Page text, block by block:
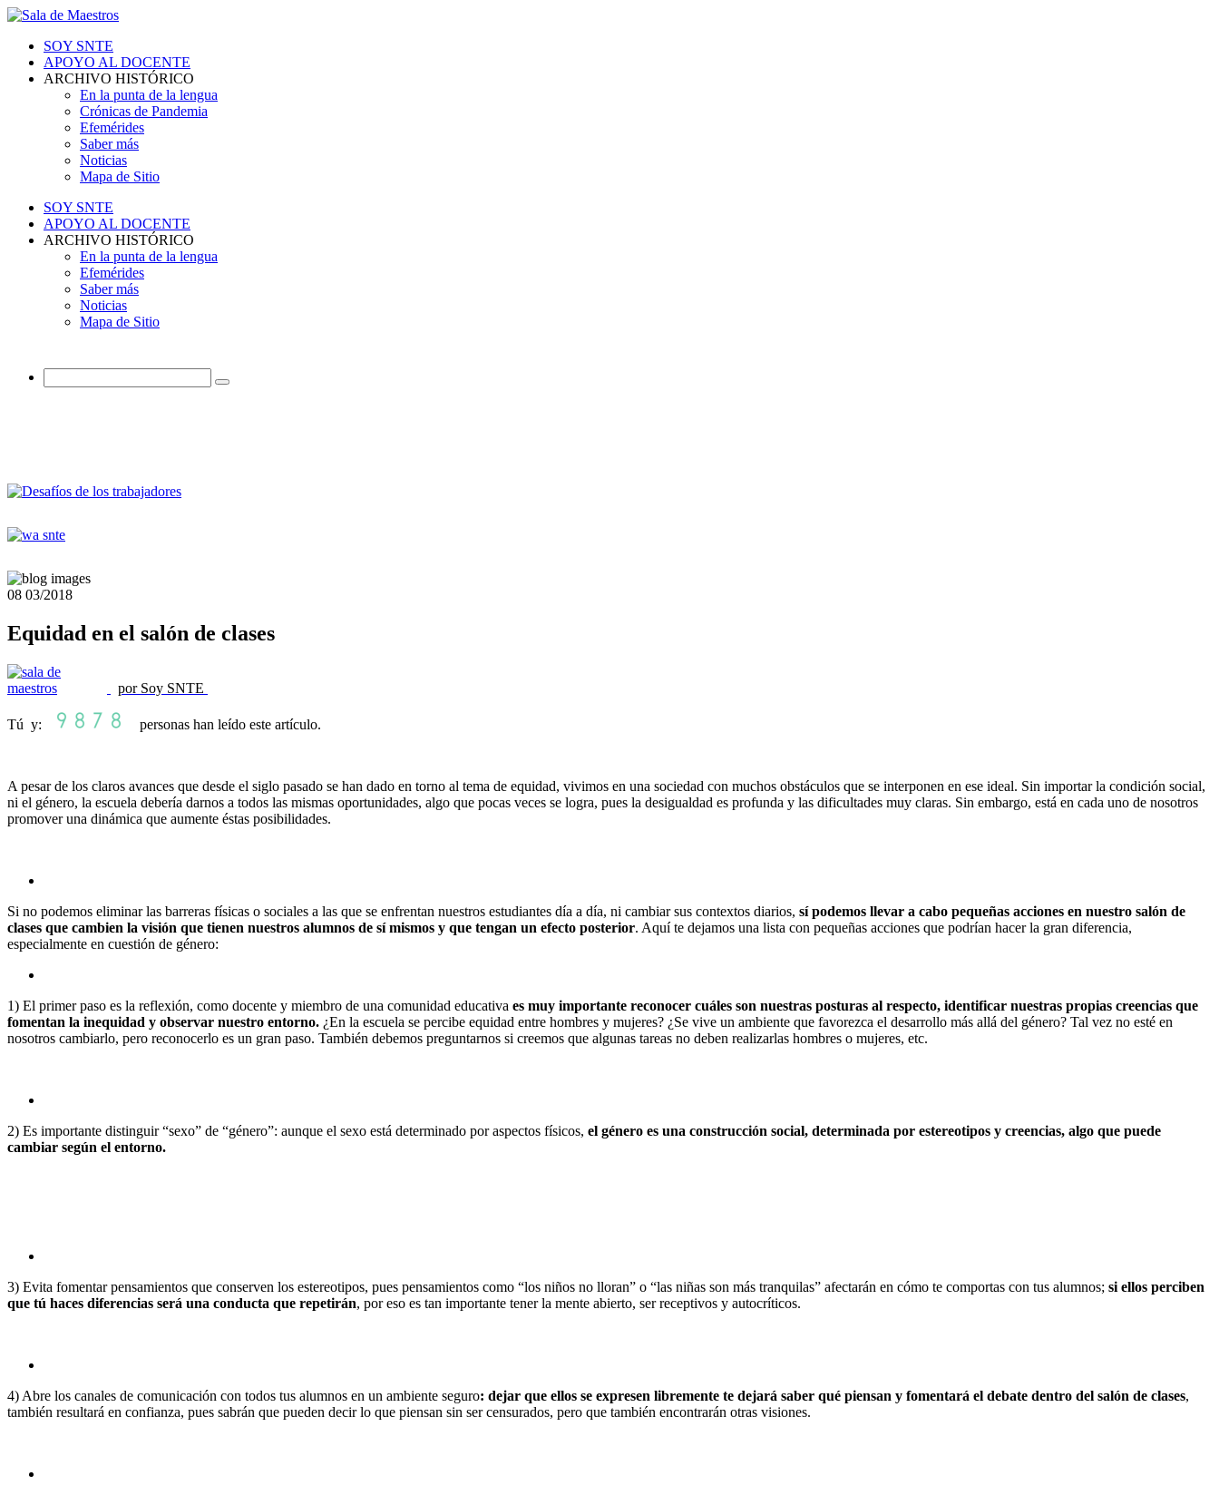
SOY SNTE
APOYO AL DOCENTE
ARCHIVO HISTÓRICO
En la punta de la lengua
Crónicas de Pandemia
Efemérides
Saber más
Noticias
Mapa de Sitio
SOY SNTE
APOYO AL DOCENTE
ARCHIVO HISTÓRICO
En la punta de la lengua
Efemérides
Saber más
Noticias
Mapa de Sitio
08 03/2018
Equidad en el salón de clases
por Soy SNTE
Tú y: personas han leído este artículo.
A pesar de los claros avances que desde el siglo pasado se han dado en torno al tema de equidad, vivimos en una sociedad con muchos obstáculos que se interponen en ese ideal. Sin importar la condición social,
ni el género, la escuela debería darnos a todos las mismas oportunidades, algo que pocas veces se logra, pues la desigualdad es profunda y las dificultades muy claras. Sin embargo, está en cada uno de nosotros
promover una dinámica que aumente éstas posibilidades.
Si no podemos eliminar las barreras físicas o sociales a las que se enfrentan nuestros estudiantes día a día, ni cambiar sus contextos diarios, sí podemos llevar a cabo pequeñas acciones en nuestro salón de
clases que cambien la visión que tienen nuestros alumnos de sí mismos y que tengan un efecto posterior. Aquí te dejamos una lista con pequeñas acciones que podrían hacer la gran diferencia,
especialmente en cuestión de género:
1) El primer paso es la reflexión, como docente y miembro de una comunidad educativa es muy importante reconocer cuáles son nuestras posturas al respecto, identificar nuestras propias creencias que
fomentan la inequidad y observar nuestro entorno. ¿En la escuela se percibe equidad entre hombres y mujeres? ¿Se vive un ambiente que favorezca el desarrollo más allá del género? Tal vez no esté en
nosotros cambiarlo, pero reconocerlo es un gran paso. También debemos preguntarnos si creemos que algunas tareas no deben realizarlas hombres o mujeres, etc.
2) Es importante distinguir “sexo” de “género”: aunque el sexo está determinado por aspectos físicos, el género es una construcción social, determinada por estereotipos y creencias, algo que puede
cambiar según el entorno.
3) Evita fomentar pensamientos que conserven los estereotipos, pues pensamientos como “los niños no lloran” o “las niñas son más tranquilas” afectarán en cómo te comportas con tus alumnos; si ellos perciben
que tú haces diferencias será una conducta que repetirán, por eso es tan importante tener la mente abierto, ser receptivos y autocríticos.
4) Abre los canales de comunicación con todos tus alumnos en un ambiente seguro: dejar que ellos se expresen libremente te dejará saber qué piensan y fomentará el debate dentro del salón de clases,
también resultará en confianza, pues sabrán que pueden decir lo que piensan sin ser censurados, pero que también encontrarán otras visiones.